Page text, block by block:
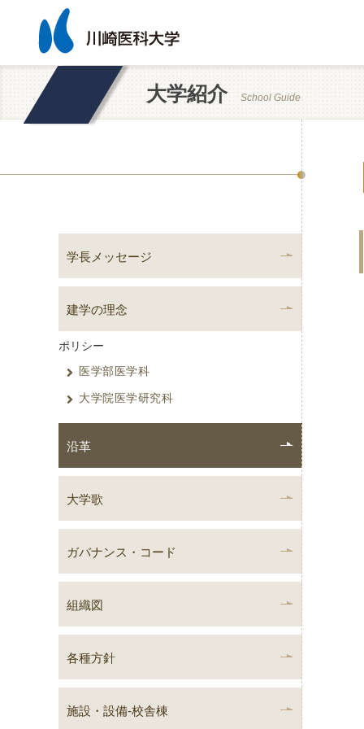
大学紹介 School Guide
学長メッセージ
建学の理念
ポリシー
医学部医学科
大学院医学研究科
沿革
大学歌
ガバナンス・コード
組織図
各種方針
施設・設備-校舎棟